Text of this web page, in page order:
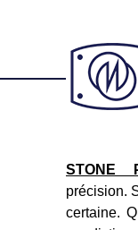
STONE
précision.
certaine.